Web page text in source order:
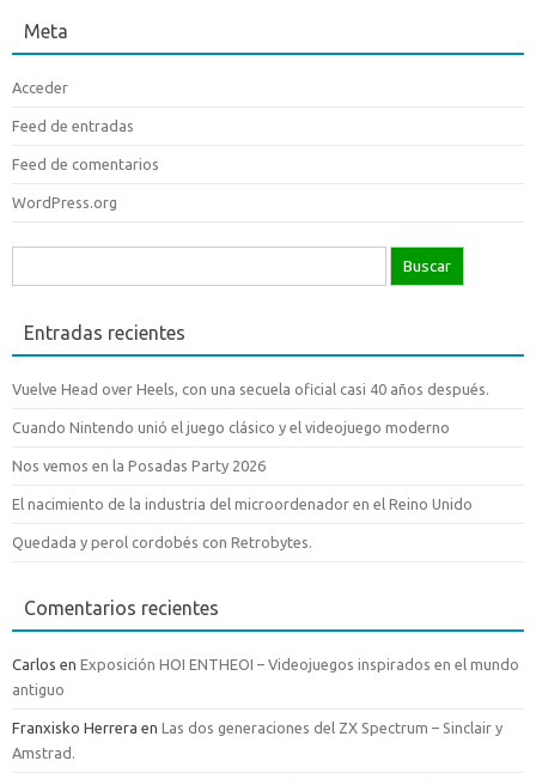
Meta
Acceder
Feed de entradas
Feed de comentarios
WordPress.org
Entradas recientes
Vuelve Head over Heels, con una secuela oficial casi 40 años después.
Cuando Nintendo unió el juego clásico y el videojuego moderno
Nos vemos en la Posadas Party 2026
El nacimiento de la industria del microordenador en el Reino Unido
Quedada y perol cordobés con Retrobytes.
Comentarios recientes
Carlos en Exposición HOI ENTHEOI – Videojuegos inspirados en el mundo
antiguo
Franxisko Herrera en Las dos generaciones del ZX Spectrum – Sinclair y
Amstrad.